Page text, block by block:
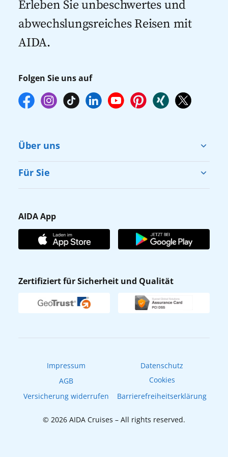
Ihrer Lieblingsausflüge vor Reisebeginn
online über myAIDA vorzunehmen.
Erleben Sie unbeschwertes und
abwechslungsreiches Reisen mit
AIDA.
Folgen Sie uns auf
Über uns
Cruise & Help
Karriere
Affiliateprogramm
Verhaltens- & Ethikkodex
Newsletter
Für Sie
Gästefragebogen
AIDA Club
AIDA App
AIDA App
Zertifiziert für Sicherheit und Qualität
Impressum
Datenschutz
AGB
Cookies
Versicherung widerrufen
Barrierefreiheitserklärung
© 2026 AIDA Cruises – All rights reserved.